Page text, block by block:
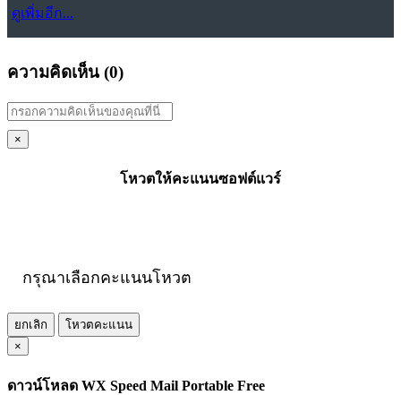
ดูเพิ่มอีก...
ความคิดเห็น (0)
×
โหวตให้คะแนนซอฟต์แวร์
กรุณาเลือกคะแนนโหวต
ยกเลิก
โหวตคะแนน
×
ดาวน์โหลด WX Speed Mail Portable Free